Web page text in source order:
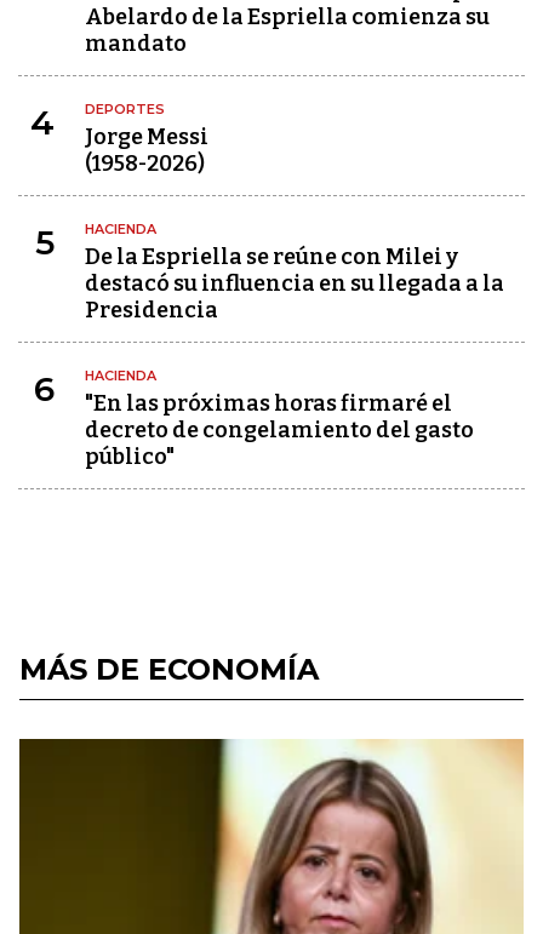
Abelardo de la Espriella comienza su
mandato
4 DEPORTES
Jorge Messi
(1958-2026)
5 HACIENDA
De la Espriella se reúne con Milei y
destacó su influencia en su llegada a la
Presidencia
6 HACIENDA
"En las próximas horas firmaré el
decreto de congelamiento del gasto
público"
MÁS DE ECONOMÍA